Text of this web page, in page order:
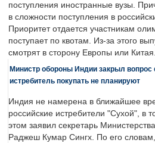
поступления иностранные вузы.
в сложности поступления в
Приоритет отдается участникам
поступает по квотам. Из-за этого
смотрят в сторону Европы или Китая.
Министр обороны Индии закрыл вопрос
истребитель покупать не планируют
Индия не намерена в ближайшее
российские истребители "Сухой", в
этом заявил секретарь
Раджеш Кумар Сингх. По его